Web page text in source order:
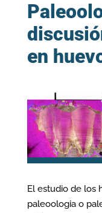
en
El estudio de los
paleoologia o